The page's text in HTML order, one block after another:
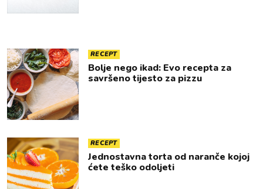
RECEPT
Bolje nego ikad: Evo recepta za
savršeno tijesto za pizzu
RECEPT
Jednostavna torta od naranče kojoj
ćete teško odoljeti